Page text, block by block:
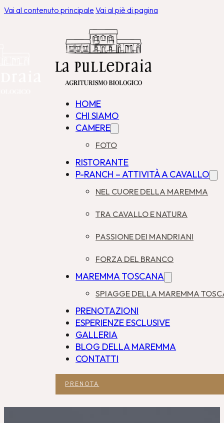
Vai al contenuto principale Vai al piè di pagina
HOME
CHI SIAMO
CAMERE
FOTO
RISTORANTE
P-RANCH – ATTIVITÀ A CAVALLO
NEL CUORE DELLA MAREMMA
TRA CAVALLO E NATURA
PASSIONE DEI MANDRIANI
FORZA DEL BRANCO
MAREMMA TOSCANA
SPIAGGE DELLA MAREMMA
PRENOTAZIONI
ESPERIENZE ESCLUSIVE
GALLERIA
BLOG DELLA MAREMMA
CONTATTI
PRENOTA